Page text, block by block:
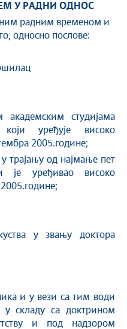
У РАДНИ ОДНОС
радним временом и
односно послове:
студијама
уређује високо
2005.године;
од најмање пет
је уређивао високо
у звању доктора
и у вези са тим води
у складу са доктрином
и под надзором